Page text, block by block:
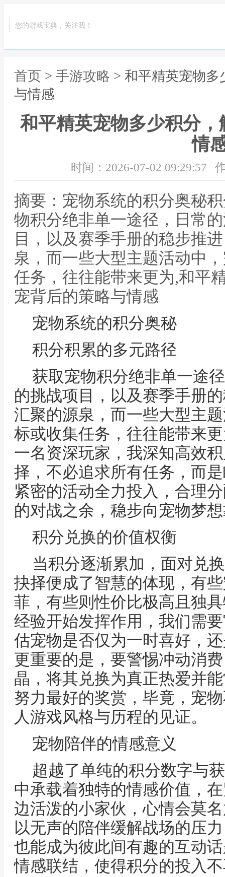
您的游戏宝典，关注我！
首页 > 手游攻略 > 和平精英宠物
与情感
和平精英宠物多少积分
情
时间：2026-07-02 09:29:57
摘要：宠物系统的积分奥秘
物积分绝非单一途径，日常
目，以及赛季手册的稳步推
泉，而一些大型主题活动中
任务，往往能带来更为,和平
宠背后的策略与情感
宠物系统的积分奥秘
积分积累的多元路径
获取宠物积分绝非单一途
的挑战项目，以及赛季手册
汇聚的源泉，而一些大型主
标或收集任务，往往能带来
一名资深玩家，我深知高效
择，不必追求所有任务，而
紧密的活动全力投入，合理
的对战之余，稳步向宠物梦
积分兑换的价值权衡
当积分逐渐累加，面对兑
抉择便成了智慧的体现，有
菲，有些则性价比极高且独
经验开始发挥作用，我们需
估宠物是否仅为一时喜好，
更重要的是，要警惕冲动消
晶，将其兑换为真正热爱并
努力最好的奖赏，毕竟，宠
人游戏风格与历程的见证。
宠物陪伴的情感意义
超越了单纯的积分数字与
中承载着独特的情感价值，
边活泼的小家伙，心情会莫
以无声的陪伴缓解战场的压
也能成为彼此间有趣的互动
情感联结，使得积分的投入